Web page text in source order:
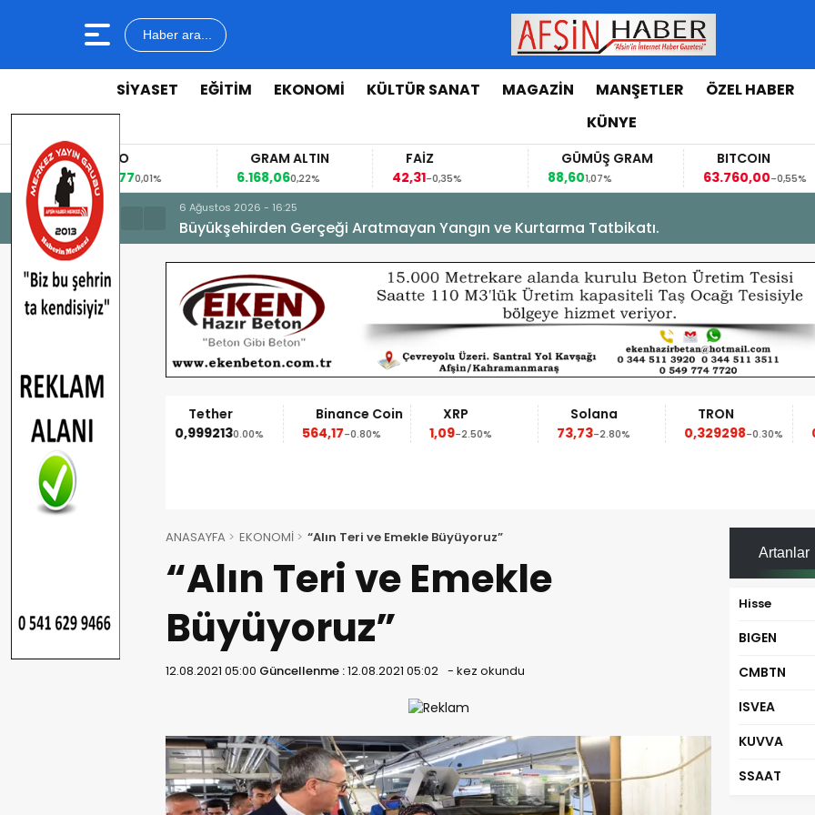
Haber ara...
SİYASET EĞİTİM EKONOMİ KÜLTÜR SANAT MAGAZİN MANŞETLER ÖZEL HABER
KÜNYE
EURO
53,8477
0,01%
GRAM ALTIN
6.168,060,22%
FAİZ
42,31-0,35%
GÜMÜŞ GRAM
88,601,07%
BITCOIN
63.760,00-0,55%
6 Ağustos 2026 - 16:25
Büyükşehirden Gerçeği Aratmayan Yangın ve Kurtarma Tatbikatı.
Ethereum
1.852,95-1.90%
Tether
0,9992130.00%
Binance Coin
564,17-0.80%
XRP
1,09-2.50%
Solana
73,73-2.80%
TRON
0,329298-0.30%
ANASAYFA EKONOMİ “Alın Teri ve Emekle Büyüyoruz”
“Alın Teri ve Emekle
Büyüyoruz”
12.08.2021 05:00 Güncellenme :12.08.2021 05:02 - kez okundu
Artanlar
Hisse
BIGEN
CMBTN
ISVEA
KUVVA
SSAAT